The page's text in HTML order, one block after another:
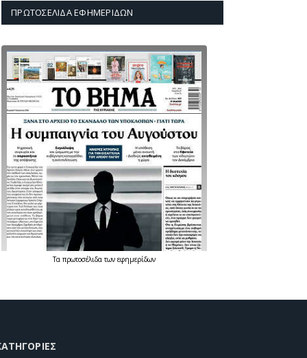
ΠΡΩΤΟΣΈΛΙΔΑ ΕΦΗΜΕΡΊΔΩΝ
Τα πρωτοσέλιδατων εφημερίδων